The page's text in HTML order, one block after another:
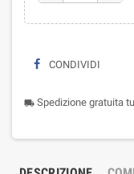
CONDIVIDI
local_shipping Spedizione gratuita